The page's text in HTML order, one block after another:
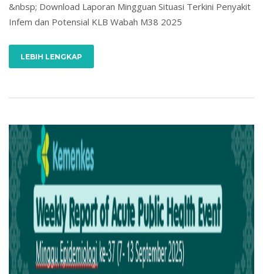
&nbsp; Download Laporan Mingguan Situasi Terkini Penyakit
Infem dan Potensial KLB Wabah M38 2025
LEBIH LENGKAP